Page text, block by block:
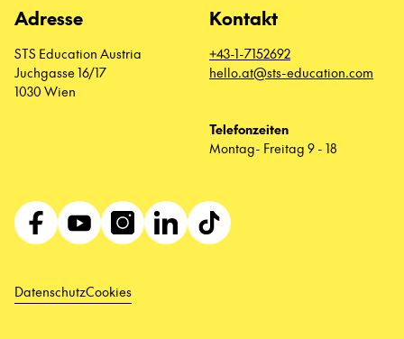
Adresse
STS Education Austria
Juchgasse 16/17
1030 Wien
Kontakt
+43-1-7152692
hello.at@sts-education.com
Telefonzeiten
Montag- Freitag 9 - 18
DatenschutzCookies